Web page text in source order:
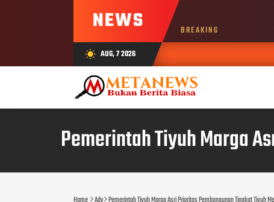
NEWS BREAKING
wb_sunny AUG, 7 2026
Pemerintah Tiyuh Marga